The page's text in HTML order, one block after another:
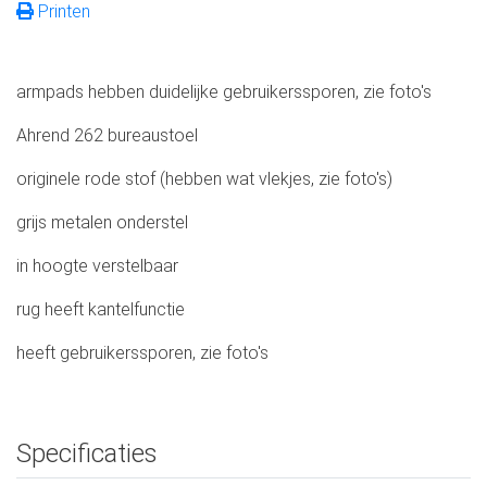
Printen
armpads hebben duidelijke gebruikerssporen, zie foto's
Ahrend 262 bureaustoel
originele rode stof (hebben wat vlekjes, zie foto's)
grijs metalen onderstel
in hoogte verstelbaar
rug heeft kantelfunctie
heeft gebruikerssporen, zie foto's
Specificaties